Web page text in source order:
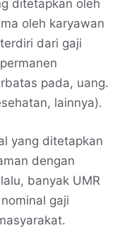
ditetapkan oleh
oleh karyawan
dari gaji
pada, uang.
lainnya).
yang ditetapkan
dengan
banyak UMR
gaji